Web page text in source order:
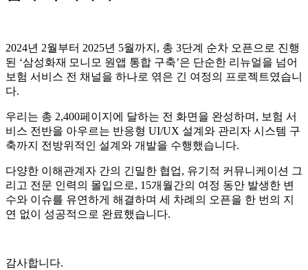
2024년 2월부터 2025년 5월까지, 총 3단계 순차 오픈으로 진행
된 ‘삼성화재 모니모 원앱 통합 구축’은 단순한 리뉴얼을 넘어
보험 서비스 전 채널을 하나로 엮은 긴 여정의 프로젝트였습니
다.
우리는 총 2,400페이지에 달하는 전 화면을 완성하며, 보험 서
비스 전반을 아우르는 반응형 UI/UX 설계와 관리자 시스템 구
축까지 전방위적인 설계와 개발을 수행했습니다.
다양한 이해관계자 간의 긴밀한 협업, 유기적 커뮤니케이션 그
리고 전문 인력의 몰입으로, 15개월간의 여정 동안 발생한 변
수와 이슈를 유연하게 해결하며 세 차례의 오픈을 한 번의 지
연 없이 성공적으로 완료했습니다.
감사합니다.